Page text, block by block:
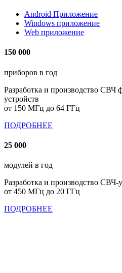
Android Приложение
Windows приложение
Web приложение
150 000
приборов в год
Разработка и производство СВЧ
устройств
от 150 МГц до 64 ГГц
ПОДРОБНЕЕ
25 000
модулей в год
Разработка и производство СВЧ-
от 450 МГц до 20 ГГц
ПОДРОБНЕЕ